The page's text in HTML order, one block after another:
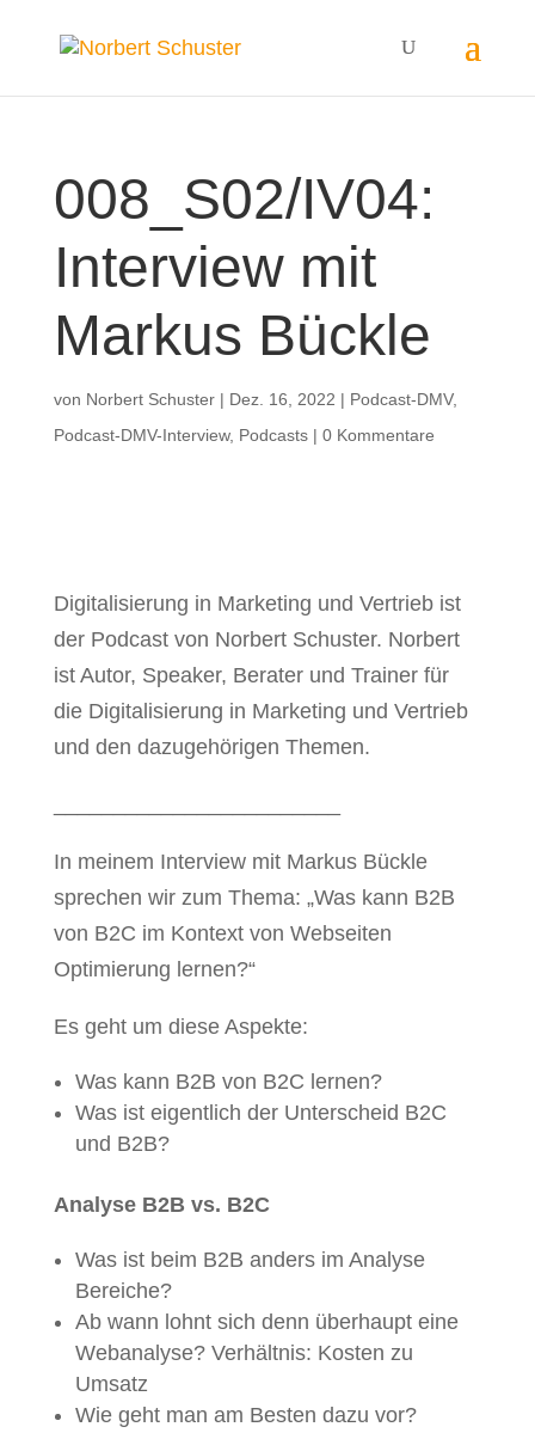
008_S02/IV04:
Interview mit
Markus Bückle
von Norbert Schuster| Dez. 16, 2022 | Podcast-DMV,
Podcast-DMV-Interview, Podcasts| 0 Kommentare
Digitalisierung in Marketing und Vertrieb ist
der Podcast von Norbert Schuster. Norbert
ist Autor, Speaker, Berater und Trainer für
die Digitalisierung in Marketing und Vertrieb
und den dazugehörigen Themen.
In meinem Interview mit Markus Bückle
sprechen wir zum Thema: „Was kann B2B
von B2C im Kontext von Webseiten
Optimierung lernen?“
Es geht um diese Aspekte:
Was kann B2B von B2C lernen?
Was ist eigentlich der Unterscheid B2C
und B2B?
Analyse B2B vs. B2C
Was ist beim B2B anders im Analyse
Bereiche?
Ab wann lohnt sich denn überhaupt eine
Webanalyse? Verhältnis: Kosten zu
Umsatz
Wie geht man am Besten dazu vor?